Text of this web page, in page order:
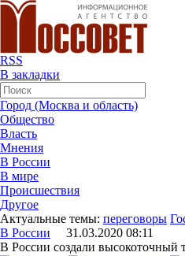
RSS
В закладки
Город (Москва и область)
Общество
Власть
Мнения
В России
В мире
Происшествия
Другое
Актуальные темы: переговоры
В России 31.03.2020 08:11
В России создали высокоточный